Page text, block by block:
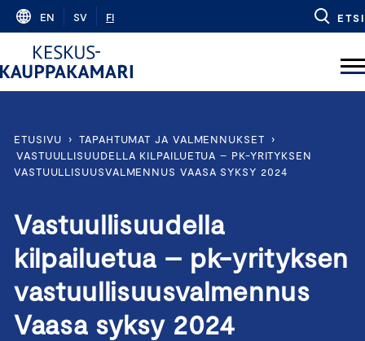
Skip
content
EN SV FI ETSI
ETUSIVU › TAPAHTUMAT JA VALMENNUKSET
›
VASTUULLISUUDELLA KILPAILUETUA – PK-YRITYKSEN
VASTUULLISUUSVALMENNUS VAASA SYKSY 2024
Vastuullisuudella
kilpailuetua – pk-yrityksen
vastuullisuusvalmennus
Vaasa syksy 2024